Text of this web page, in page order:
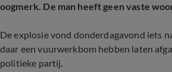
oogmerk. De man heeft geen vaste
De explosie vond donderdagavond iets
daar een vuurwerkbom hebben laten
politieke partij.